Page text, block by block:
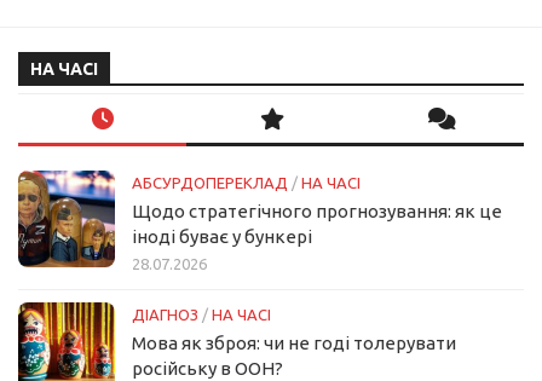
НА ЧАСІ
АБСУРДОПЕРЕКЛАД / НА ЧАСІ
Щодо стратегічного прогнозування: як це
іноді буває у бункері
28.07.2026
ДІАГНОЗ / НА ЧАСІ
Мова як зброя: чи не годі толерувати
російську в ООН?